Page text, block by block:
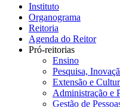
Instituto
Organograma
Reitoria
Agenda do Reitor
Pró-reitorias
Ensino
Pesquisa,
Extensão e
Administração e
Gestão de